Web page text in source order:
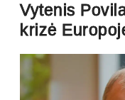
Vytenis
krizė